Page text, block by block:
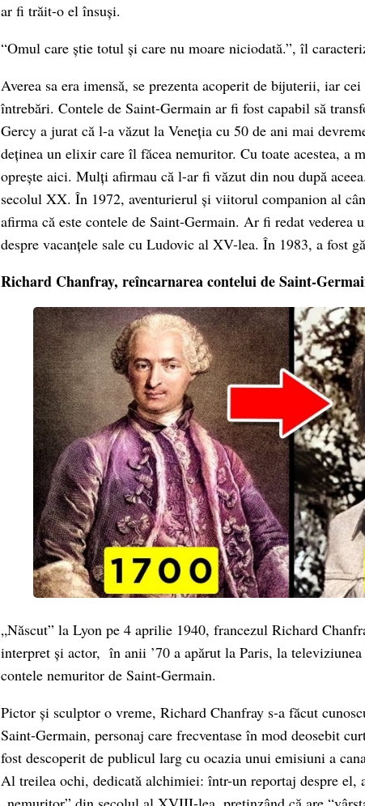
ar fi trăit-o el însuși.
“Omul care știe totul și care nu moare niciodată.”, îl
Averea sa era imensă, se prezenta acoperit de bijuterii, iar
întrebări. Contele de Saint-Germain ar fi fost capabil să
Gercy a jurat că l-a văzut la Veneția cu 50 de ani mai
deținea un elixir care îl făcea nemuritor. Cu toate acestea, a
oprește aici. Mulți afirmau că l-ar fi văzut din nou după
secolul XX. În 1972, aventurierul și viitorul companion al
afirma că este contele de Saint-Germain. Ar fi redat vederea
despre vacanțele sale cu Ludovic al XV-lea. În 1983, a fost
Richard Chanfray, reîncarnarea contelui de Saint-
„Născut” la Lyon pe 4 aprilie 1940, francezul Richard
interpret și actor, în anii ’70 a apărut la Paris, la
contele nemuritor de Saint-Germain.
Pictor și sculptor o vreme, Richard Chanfray s-a făcut
Saint-Germain, personaj care frecventase în mod deosebit
fost descoperit de publicul larg cu ocazia unui emisiuni a
Al treilea ochi, dedicată alchimiei: într-un reportaj despre el,